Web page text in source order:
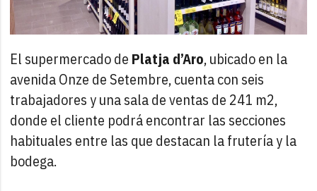
El supermercado de Platja d’Aro, ubicado en la
avenida Onze de Setembre, cuenta con seis
trabajadores y una sala de ventas de 241 m2,
donde el cliente podrá encontrar las secciones
habituales entre las que destacan la frutería y la
bodega.